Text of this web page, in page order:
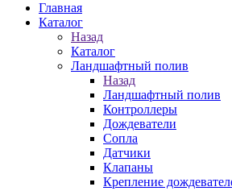
Главная
Каталог
Назад
Каталог
Ландшафтный полив
Назад
Ландшафтный полив
Контроллеры
Дождеватели
Сопла
Датчики
Клапаны
Крепление